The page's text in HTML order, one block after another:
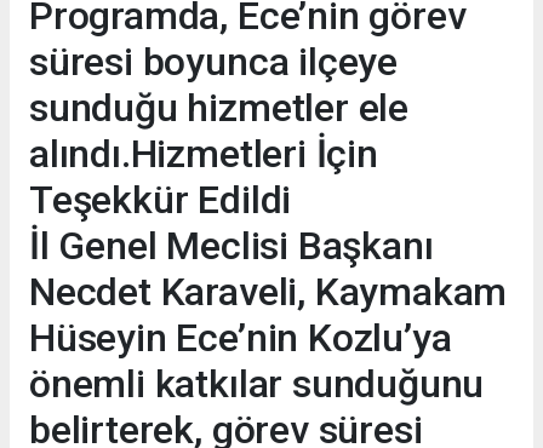
Programda, Ece’nin görev
süresi boyunca ilçeye
sunduğu hizmetler ele
alındı.Hizmetleri İçin
Teşekkür Edildi
İl Genel Meclisi Başkanı
Necdet Karaveli, Kaymakam
Hüseyin Ece’nin Kozlu’ya
önemli katkılar sunduğunu
belirterek, görev süresi